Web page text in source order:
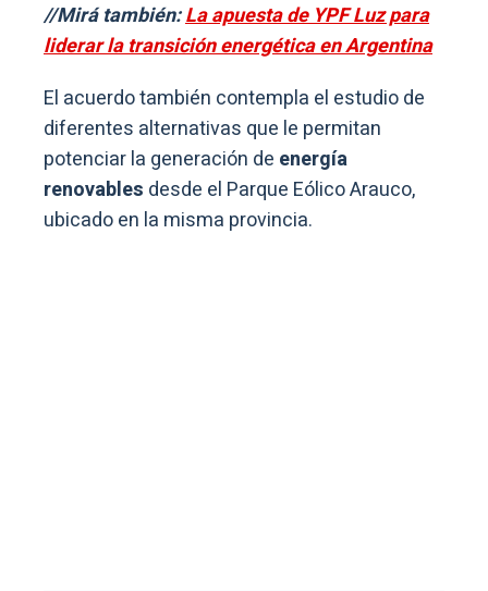
//Mirá también:La apuesta de YPF Luz para
liderar la transición energética en Argentina
El acuerdo también contempla el estudio de
diferentes alternativas que le permitan
potenciar la generación de energía
renovables desde el Parque Eólico Arauco,
ubicado en la misma provincia.